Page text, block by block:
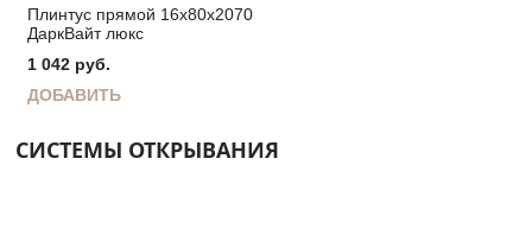
Плинтус прямой 16х80х2070
ДаркВайт люкс
1 042 руб.
ДОБАВИТЬ
СИСТЕМЫ ОТКРЫВАНИЯ